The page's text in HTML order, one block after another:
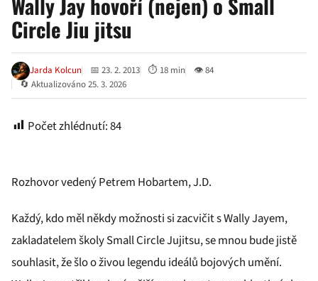
Circle Jiu jitsu
Jarda Kolcun 📅 23. 2. 2013 ⏱ 18 min
👁 84
🔄 Aktualizováno 25. 3. 2026
Počet zhlédnutí:84
Rozhovor vedený Petrem Hobartem, J.D.
Každý, kdo měl někdy možnosti si zacvičit s Wally Jayem,
zakladatelem školy Small Circle Jujitsu, se mnou bude jistě
souhlasit, že šlo o živou legendu ideálů bojových umění.